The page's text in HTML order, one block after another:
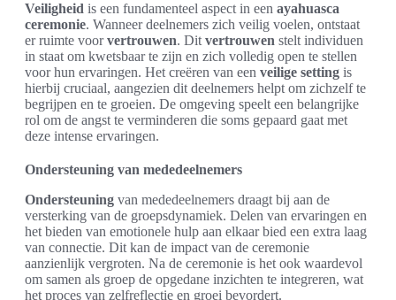
Veiligheid is een fundamenteel aspect in een ayahuasca
ceremonie. Wanneer deelnemers zich veilig voelen, ontstaat
er ruimte voorvertrouwen. Dit vertrouwen stelt individuen
in staat om kwetsbaar te zijn en zich volledig open te stellen
voor hun ervaringen. Het creëren van een veilige setting is
hierbij cruciaal, aangezien dit deelnemers helpt om zichzelf te
begrijpen en te groeien. De omgeving speelt een belangrijke
rol om de angst te verminderen die soms gepaard gaat met
deze intense ervaringen.
Ondersteuning van mededeelnemers
Ondersteuning van mededeelnemers draagt bij aan de
versterking van de groepsdynamiek. Delen van ervaringen en
het bieden van emotionele hulp aan elkaar bied een extra laag
van connectie. Dit kan de impact van de ceremonie
aanzienlijk vergroten. Na de ceremonie is het ook waardevol
om samen als groep de opgedane inzichten te integreren, wat
het proces van zelfreflectie en groei bevordert.